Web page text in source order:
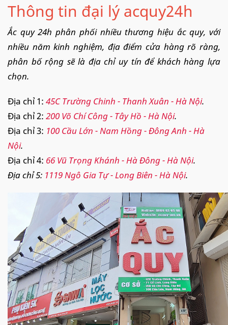
Thông tin đại lý acquy24h
Ắc quy 24h phân phối nhiều thương hiệu ắc quy, với
nhiều năm kinh nghiệm, địa điểm cửa hàng rõ ràng,
phân bố rộng sẽ là địa chỉ uy tín để khách hàng lựa
chọn.
Địa chỉ 1: 45C Trường Chinh - Thanh Xuân - Hà Nội.
Địa chỉ 2: 200 Võ Chí Công - Tây Hồ - Hà Nội.
Địa chỉ 3: 100 Cầu Lớn - Nam Hồng - Đông Anh - Hà
Nội.
Địa chỉ 4: 66 Vũ Trọng Khánh - Hà Đông - Hà Nội.
Địa chỉ 5: 1119 Ngô Gia Tự - Long Biên - Hà Nội.